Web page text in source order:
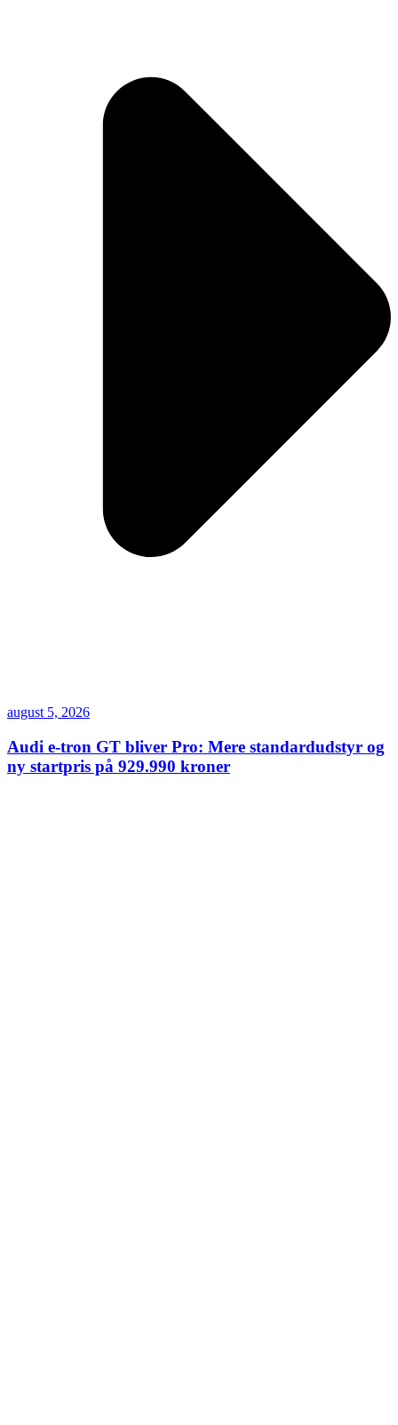
august 5, 2026
Audi e-tron GT bliver Pro: Mere standardudstyr og
ny startpris på 929.990 kroner